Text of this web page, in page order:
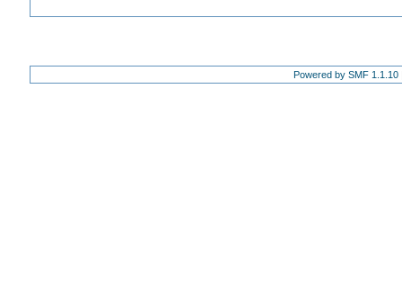
Powered by SMF 1.1.10